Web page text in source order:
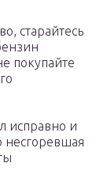
старайтесь
покупайте
исправно и
несгоревшая